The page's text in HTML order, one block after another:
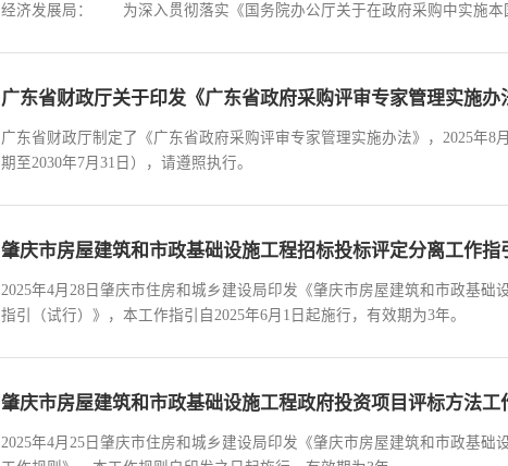
经济发展局： 为深入贯彻落实《国务院办公厅关于在政府采购中实施本
广东省财政厅关于印发《广东省政府采购评审专家管理实施办
广东省财政厅制定了《广东省政府采购评审专家管理实施办法》，2025年8
期至2030年7月31日），请遵照执行。
肇庆市房屋建筑和市政基础设施工程招标投标评定分离工作指
2025年4月28日肇庆市住房和城乡建设局印发《肇庆市房屋建筑和市政基础
指引（试行）》，本工作指引自2025年6月1日起施行，有效期为3年。
肇庆市房屋建筑和市政基础设施工程政府投资项目评标方法工
2025年4月25日肇庆市住房和城乡建设局印发《肇庆市房屋建筑和市政基础